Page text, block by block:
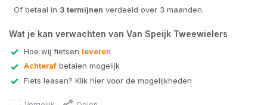
Of betaal in 3 termijnen verdeeld over 3 maanden.
Wat je kan verwachten van Van Speijk Tweewielers
Hoe wij fietsen leveren
Achteraf betalen mogelijk
Fiets leasen? Klik hier voor de mogelijkheden